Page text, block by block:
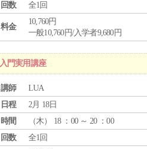
回数
全1回
料金
10,760円
一般10,760円/入学者9,680円
門実用講座
講師
LUA
日程
2月 18日
時間
（木） 18 ：00 ～ 20 ：00
回数
全1回